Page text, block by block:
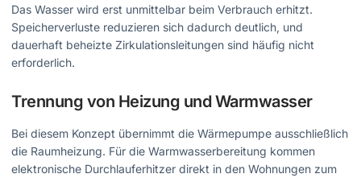
Das Wasser wird erst unmittelbar beim Verbrauch erhitzt.
Speicherverluste reduzieren sich dadurch deutlich, und
dauerhaft beheizte Zirkulationsleitungen sind häufig nicht
erforderlich.
Trennung von Heizung und Warmwasser
Bei diesem Konzept übernimmt die Wärmepumpe ausschließlich
die Raumheizung. Für die Warmwasserbereitung kommen
elektronische Durchlauferhitzer direkt in den Wohnungen zum